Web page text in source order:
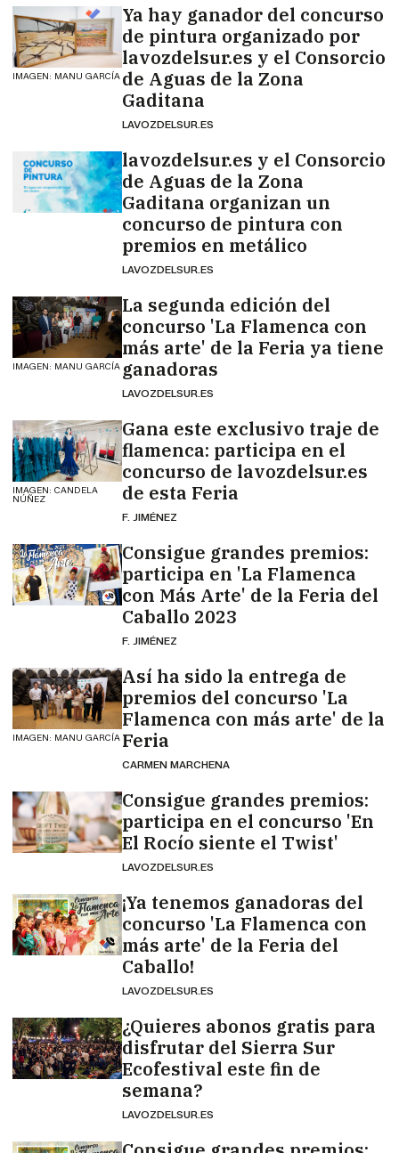
IMAGEN: MANU GARCÍA
Ya hay ganador del concurso
de pintura organizado por
lavozdelsur.es y el Consorcio
de Aguas de la Zona
Gaditana
LAVOZDELSUR.ES
lavozdelsur.es y el Consorcio
de Aguas de la Zona
Gaditana organizan un
concurso de pintura con
premios en metálico
LAVOZDELSUR.ES
IMAGEN: MANU GARCÍA
La segunda edición del
concurso 'La Flamenca con
más arte' de la Feria ya tiene
ganadoras
LAVOZDELSUR.ES
IMAGEN: CANDELA
NÚÑEZ
Gana este exclusivo traje de
flamenca: participa en el
concurso de lavozdelsur.es
de esta Feria
F. JIMÉNEZ
Consigue grandes premios:
participa en 'La Flamenca
con Más Arte' de la Feria del
Caballo 2023
F. JIMÉNEZ
IMAGEN: MANU GARCÍA
Así ha sido la entrega de
premios del concurso 'La
Flamenca con más arte' de la
Feria
CARMEN MARCHENA
Consigue grandes premios:
participa en el concurso 'En
El Rocío siente el Twist'
LAVOZDELSUR.ES
¡Ya tenemos ganadoras del
concurso 'La Flamenca con
más arte' de la Feria del
Caballo!
LAVOZDELSUR.ES
¿Quieres abonos gratis para
disfrutar del Sierra Sur
Ecofestival este fin de
semana?
LAVOZDELSUR.ES